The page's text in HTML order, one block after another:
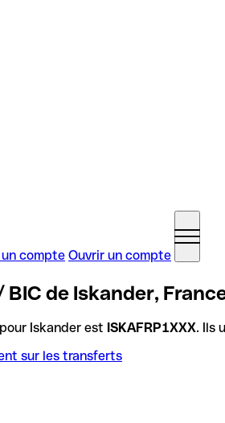
compte Ouvrir un compte
BIC de Iskander,
Iskander est ISKAFRP1XXX. Ils
sur les transferts